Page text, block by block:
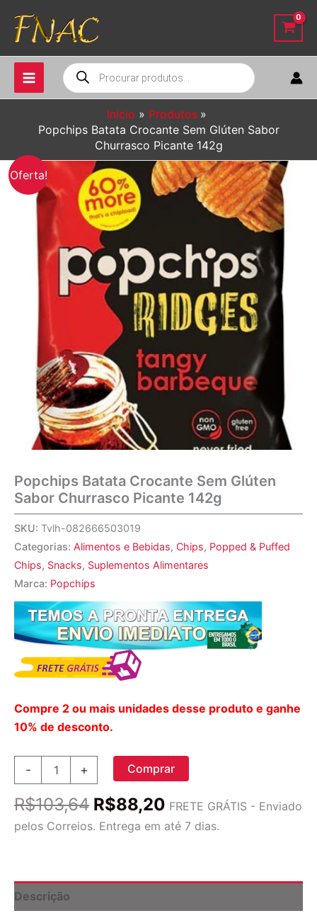
para
conteúdo
Pesquisar
produtos
Início
Produtos
Popchips Batata Crocante Sem Glúten Sabor
Churrasco Picante 142g
Oferta!
Popchips Batata Crocante Sem Glúten
Sabor Churrasco Picante 142g
SKU: Tvlh-082666503019
Categorias: Alimentos e Bebidas, Chips, Popped & Puffed
Chips, Snacks, Suplementos Alimentares
Marca: Popchips
Compre 2 ou mais unidades desse produto e ganhe
10% de desconto.
-
Sem
Sabor
quantidade
+ Comprar
R$103,64 O
preço
R$103,64.
R$88,20 O
preço
R$88,20.
FRETE GRÁTIS - Enviado
pelos Correios. Entrega em até 7 dias.
Descrição